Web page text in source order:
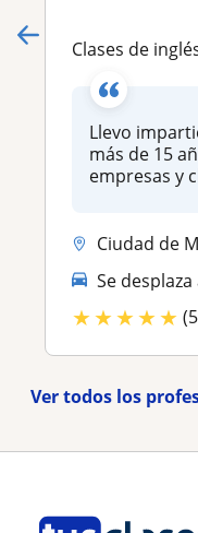
Clases de inglés
Llevo
más de 15
empresas y
Ciudad de México
Se
★★★★★
Ver todos los